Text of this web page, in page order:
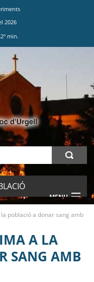
2026
º min.
MENU
població a donar sang amb
A LA
SANG AMB